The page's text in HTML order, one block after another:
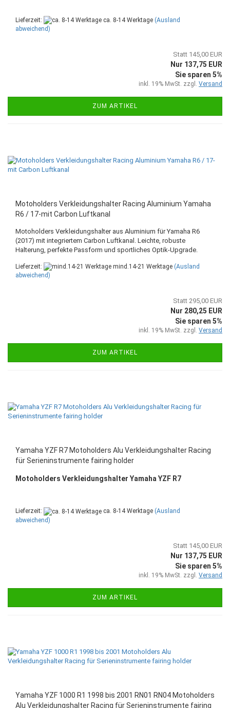
Lieferzeit: ca. 8-14 Werktage (Ausland
abweichend)
Statt 145,00 EUR
Nur 137,75 EUR
Sie sparen 5%
inkl. 19% MwSt. zzgl. Versand
ZUM ARTIKEL
Motoholders Verkleidungshalter Racing Aluminium Yamaha
R6 / 17-mit Carbon Luftkanal
Motoholders Verkleidungshalter aus Aluminium für Yamaha R6
(2017) mit integriertem Carbon Luftkanal. Leichte, robuste
Halterung, perfekte Passform und sportliches Optik-Upgrade.
Lieferzeit: mind.14-21 Werktage (Ausland
abweichend)
Statt 295,00 EUR
Nur 280,25 EUR
Sie sparen 5%
inkl. 19% MwSt. zzgl. Versand
ZUM ARTIKEL
Yamaha YZF R7 Motoholders Alu Verkleidungshalter Racing
für Serieninstrumente fairing holder
Motoholders Verkleidungshalter Yamaha YZF R7
Lieferzeit: ca. 8-14 Werktage (Ausland
abweichend)
Statt 145,00 EUR
Nur 137,75 EUR
Sie sparen 5%
inkl. 19% MwSt. zzgl. Versand
ZUM ARTIKEL
Yamaha YZF 1000 R1 1998 bis 2001 RN01 RN04 Motoholders
Alu Verkleidungshalter Racing für Serieninstrumente fairing